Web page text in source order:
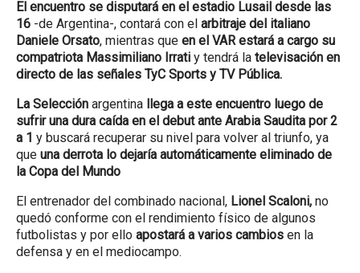
El encuentro se disputará en el estadio Lusail desde las
16 -de Argentina-, contará con el arbitraje del italiano
Daniele Orsato, mientras que en el VAR estará a cargo su
compatriota Massimiliano Irrati y tendrá la televisación en
directo de las señales TyC Sports y TV Pública.
La Selección argentina llega a este encuentro luego de
sufrir una dura caída en el debut ante Arabia Saudita por 2
a 1 y buscará recuperar su nivel para volver al triunfo, ya
que una derrota lo dejaría automáticamente eliminado de
la Copa del Mundo
El entrenador del combinado nacional, Lionel Scaloni, no
quedó conforme con el rendimiento físico de algunos
futbolistas y por ello apostará a varios cambios en la
defensa y en el mediocampo.